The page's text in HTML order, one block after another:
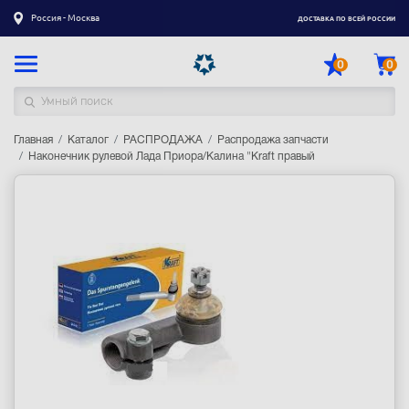
Россия - Москва ДОСТАВКА ПО ВСЕЙ РОССИИ
0 0
Каталог товаров
Гарантия
Контакты
Главная Каталог РАСПРОДАЖА
Распродажа запчасти
Наконечник рулевой Лада Приора/Калина "Kraft правый